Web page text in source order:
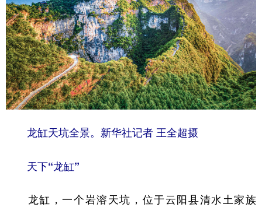
龙缸天坑全景。新华社记者 王全超摄
天下“龙缸”
龙缸，一个岩溶天坑，位于云阳县清水土家族